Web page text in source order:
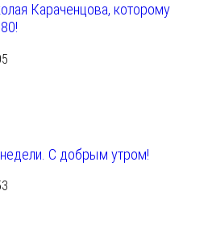
Караченцова, которому
С добрым утром!